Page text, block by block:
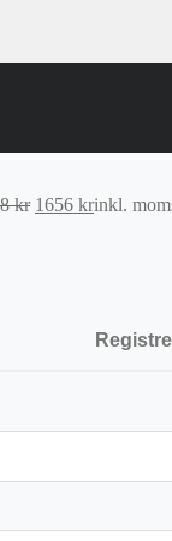
kr Det
1656 krDet
inkl.